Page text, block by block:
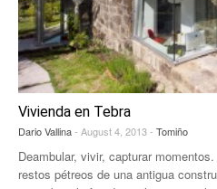
Vivienda en Tebra
Dario Vallina- August 4, 2013 - Tomiño
Deambular, vivir, capturar
restos pétreos de una antigua